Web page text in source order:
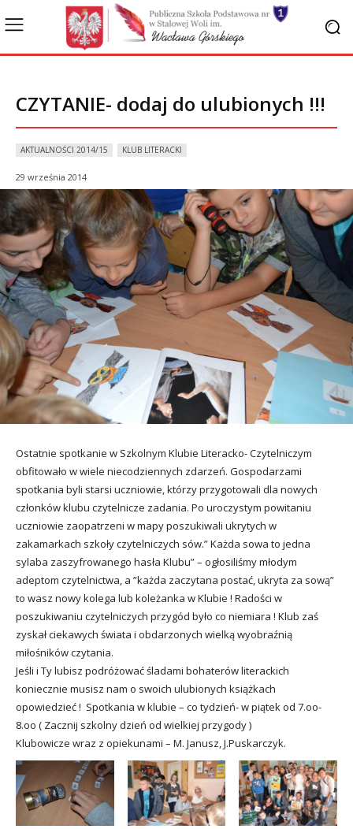
CZYTANIE- dodaj do ulubionych !!!
AKTUALNOŚCI 2014/15 KLUB LITERACKI
29 września 2014
Ostatnie spotkanie w Szkolnym Klubie Literacko- Czytelniczym
obfitowało w wiele niecodziennych zdarzeń. Gospodarzami
spotkania byli starsi uczniowie, którzy przygotowali dla nowych
członków klubu czytelnicze zadania. Po uroczystym powitaniu
uczniowie zaopatrzeni w mapy poszukiwali ukrytych w
zakamarkach szkoły czytelniczych sów.” Każda sowa to jedna
sylaba zaszyfrowanego hasła Klubu” – ogłosiliśmy młodym
adeptom czytelnictwa, a ”każda zaczytana postać, ukryta za sową”
to wasz nowy kolega lub koleżanka w Klubie ! Radości w
poszukiwaniu czytelniczych przygód było co niemiara ! Klub zaś
zyskał ciekawych świata i obdarzonych wielką wyobraźnią
miłośników czytania.
Jeśli i Ty lubisz podróżować śladami bohaterów literackich
koniecznie musisz nam o swoich ulubionych książkach
opowiedzieć ! Spotkania w klubie – co tydzień- w piątek od 7.oo-
8.oo ( Zacznij szkolny dzień od wielkiej przygody )
Klubowicze wraz z opiekunami – M. Janusz, J.Puskarczyk.